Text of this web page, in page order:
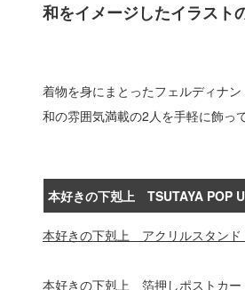
和をイメージしたイラスト
着物を身にまとったフェルディナン
和の雰囲気満載の2人を手軽に飾っ
本好きの下剋上 TSUTAYA POP
本好きの下剋上 アクリルスタンド
本好きの下剋上 箔押しポストカー